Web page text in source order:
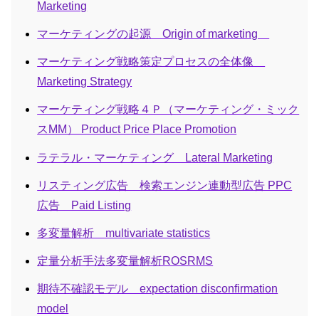
Marketing
マーケティングの起源 Origin of marketing
マーケティング戦略策定プロセスの全体像
Marketing Strategy
マーケティング戦略４Ｐ（マーケティング・ミック
スMM） Product Price Place Promotion
ラテラル・マーケティング Lateral Marketing
リスティング広告 検索エンジン連動型広告 PPC
広告 Paid Listing
多変量解析 multivariate statistics
定量分析手法多変量解析ROSRMS
期待不確認モデル expectation disconfirmation
model